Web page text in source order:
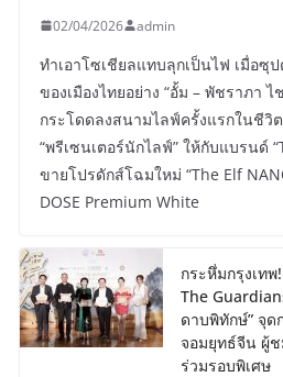
02/04/2026 admin
ทำเอาโซเชียลแทบลุกเป็นไฟ เมื่อซุ
ของเมืองไทยอย่าง “อั้ม – พัชราภา ไ
กระโดดลงสนามไลฟ์ครั้งแรกในชีวิ
“พรีเซนเตอร์นักไลฟ์” ให้กับแบรนด์
ขายโปรดักส์โฉมใหม่ “The Elf
DOSE Premium White
กระหึ่มกรุงเทพ
The
ดาบพิทักษ์” จุด
จอมยุทธ์จีน ผู้
ร่วมรอบพิเศษ